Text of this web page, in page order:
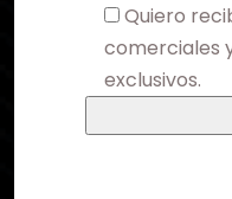
Quiero
comerciales
exclusivos.